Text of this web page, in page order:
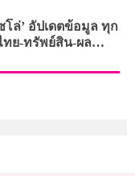
โล่’ อัปเดตข้อมูล ทุก
ทย-ทรัพย์สิน-ผล